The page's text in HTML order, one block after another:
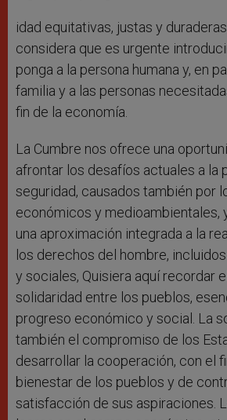
idad equitativas, justas y
considera que es urgente
ponga a la persona humana y, en
familia y a las personas
fin de la economía.
La Cumbre nos ofrece una
afrontar los desafíos actuales a la
seguridad, causados también por
económicos y medioambientales,
una aproximación integrada a la
los derechos del hombre,
y sociales, Quisiera aquí recordar
solidaridad entre los pueblos,
progreso económico y social. La
también el compromiso de los
desarrollar la cooperación, con el
bienestar de los pueblos y de
satisfacción de sus aspiraciones.